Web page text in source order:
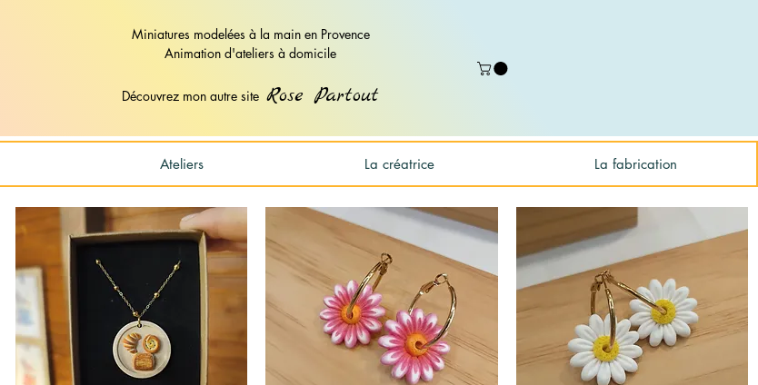
Miniatures modelées à la main en Provence
Animation d'ateliers à domicile
Découvrez mon autre site Rose Partout
Ateliers La créatrice La fabrication